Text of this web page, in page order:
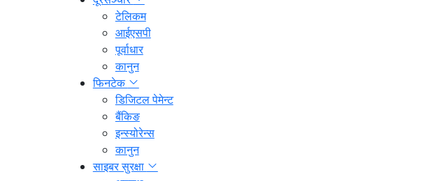
टेलिकम
आईएसपी
पूर्वाधार
कानुन
फिनटेक
डिजिटल पेमेन्ट
बैंकिङ
इन्स्योरेन्स
कानुन
साइबर सुरक्षा